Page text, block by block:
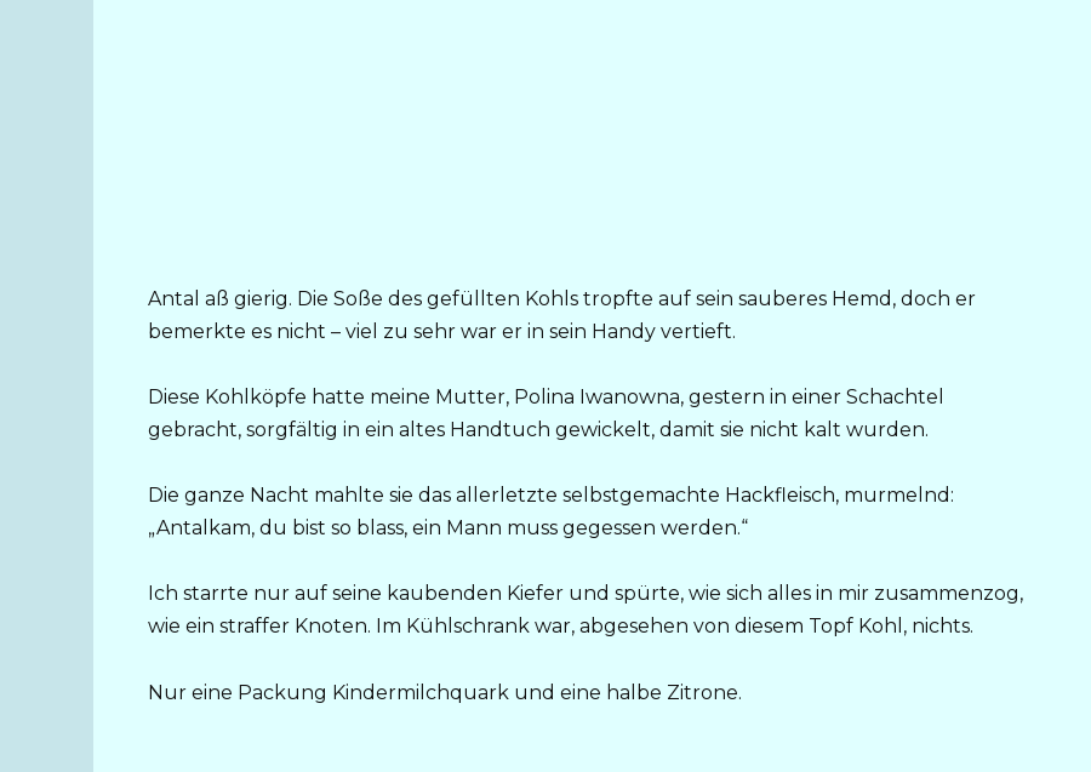
Antal aß gierig. Die Soße des gefüllten Kohls tropfte auf sein sauberes Hemd, doch er
bemerkte es nicht – viel zu sehr war er in sein Handy vertieft.
Diese Kohlköpfe hatte meine Mutter, Polina Iwanowna, gestern in einer Schachtel
gebracht, sorgfältig in ein altes Handtuch gewickelt, damit sie nicht kalt wurden.
Die ganze Nacht mahlte sie das allerletzte selbstgemachte Hackfleisch, murmelnd:
„Antalkam, du bist so blass, ein Mann muss gegessen werden.“
Ich starrte nur auf seine kaubenden Kiefer und spürte, wie sich alles in mir zusammenzog,
wie ein straffer Knoten. Im Kühlschrank war, abgesehen von diesem Topf Kohl, nichts.
Nur eine Packung Kindermilchquark und eine halbe Zitrone.